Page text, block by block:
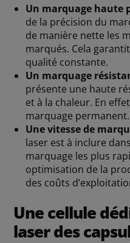
Un marquage haute
de la précision du
de manière nette les
marqués. Cela
qualité constante.
Un marquage
présente une haute
et à la chaleur. En
marquage permanent.
Une vitesse de
laser est à inclure
marquage les plus
optimisation de la
des coûts
Une cellule
laser des